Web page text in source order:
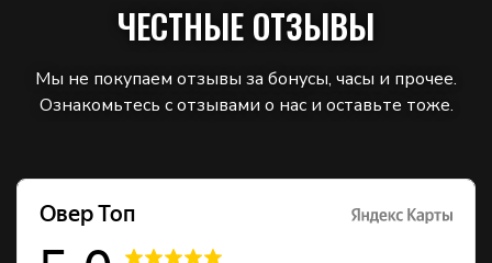
ЧЕСТНЫЕ ОТЗЫВЫ
Мы не покупаем отзывы за бонусы, часы и прочее.
Ознакомьтесь с отзывами о нас и оставьте тоже.